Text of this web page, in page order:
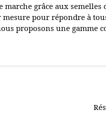
grâce aux semelles
pour répondre à
proposons une gamme